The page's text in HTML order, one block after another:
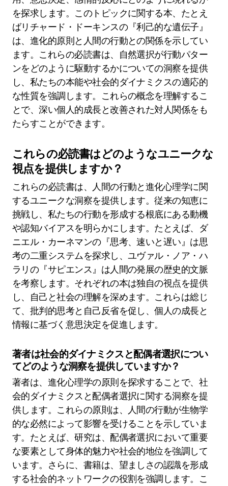
を探求します。このトピックに関する本、たとえ
ばリチャード・ドーキンスの『利己的な遺伝子』
は、進化的原則と人間の行動との関係を示してい
ます。これらの必読書は、自然選択が行動パター
ンをどのように駆動するかについての洞察を提供
し、私たちの本能や社会的ダイナミクスの適応的
な性質を強調します。これらの概念を理解するこ
とで、深い個人的成長と改善された対人関係をも
たらすことができます。
これらの必読書はどのようなユニークな
視点を提供しますか？
これらの必読書は、人間の行動と進化心理学に関
するユニークな洞察を提供します。従来の知恵に
挑戦し、私たちの行動を形成する根底にある動機
や認知バイアスを明らかにします。たとえば、ダ
ニエル・カーネマンの『思考、速いと遅い』は思
考の二重システムを探求し、ユヴァル・ノア・ハ
ラリの『サピエンス』は人間の発展の歴史的文脈
を考察します。それぞれの本は独自の視点を提供
し、自己と社会の理解を深めます。これらは総じ
て、批判的思考と自己反省を促し、個人の成長と
情報に基づく意思決定を促進します。
著者は社会的ダイナミクスと配偶者選択につい
てどのような洞察を提供していますか？
著者は、進化心理学の原則を探求することで、社
会的ダイナミクスと配偶者選択に関する洞察を提
供します。これらの原則は、人間の行動が生物学
的な必然によって影響を受けることを示していま
す。たとえば、研究は、配偶者選択において重要
な要素として身体的魅力や社会的地位を強調して
います。さらに、書籍は、望ましさの認識を形成
する社会的ネットワークの役割を強調します。こ